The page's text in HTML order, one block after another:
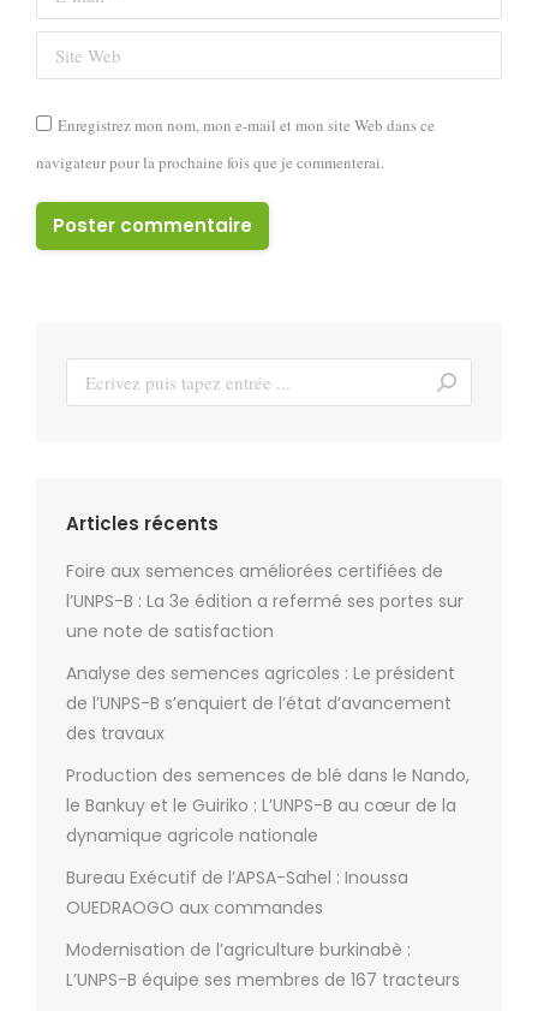
Site Web
Enregistrez mon nom, mon e-mail et mon site Web dans ce
navigateur pour la prochaine fois que je commenterai.
Poster commentaire
Recherche
Articles récents
Foire aux semences améliorées certifiées de
l’UNPS-B : La 3e édition a refermé ses portes sur
une note de satisfaction
Analyse des semences agricoles : Le président
de l’UNPS-B s’enquiert de l’état d’avancement
des travaux
Production des semences de blé dans le Nando,
le Bankuy et le Guiriko : L’UNPS-B au cœur de la
dynamique agricole nationale
Bureau Exécutif de l’APSA-Sahel : Inoussa
OUEDRAOGO aux commandes
Modernisation de l’agriculture burkinabè :
L’UNPS-B équipe ses membres de 167 tracteurs